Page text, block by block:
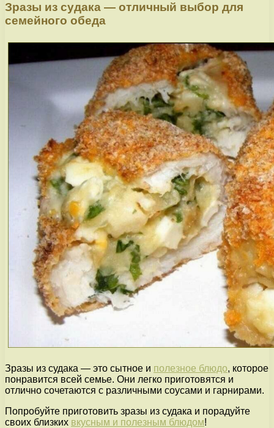
Зразы из судака — отличный выбор для
семейного обеда
Зразы из судака — это сытное и полезное блюдо, которое
понравится всей семье. Они легко приготовятся и
отлично сочетаются с различными соусами и гарнирами.
Попробуйте приготовить зразы из судака и порадуйте
своих близких вкусным и полезным блюдом!